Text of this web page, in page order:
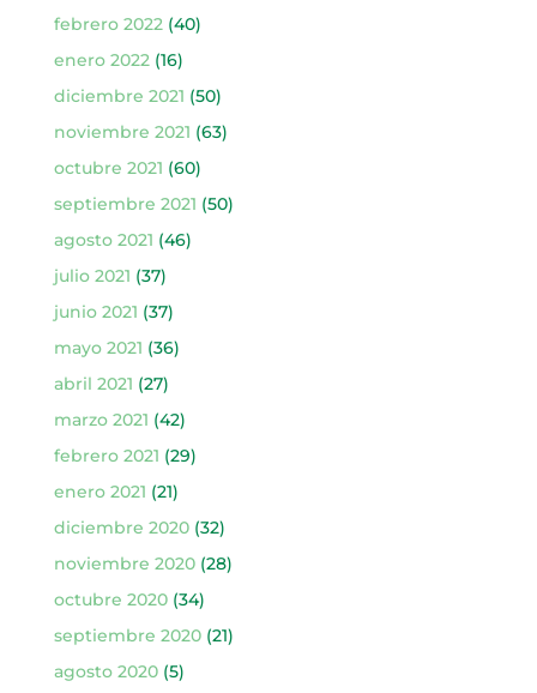
febrero 2022(40)
enero 2022(16)
diciembre 2021 (50)
noviembre 2021 (63)
octubre 2021 (60)
septiembre 2021 (50)
agosto 2021 (46)
julio 2021 (37)
junio 2021 (37)
mayo 2021 (36)
abril 2021 (27)
marzo 2021 (42)
febrero 2021 (29)
enero 2021 (21)
diciembre 2020(32)
noviembre 2020(28)
octubre 2020(34)
septiembre 2020(21)
agosto 2020(5)